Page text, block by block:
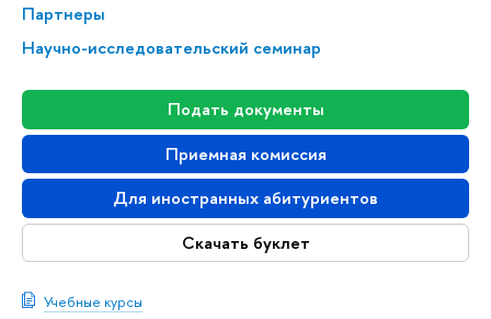
Партнеры
Научно-исследовательский семинар
Подать документы
Приемная комиссия
Для иностранных абитуриентов
Скачать буклет
Учебные курсы